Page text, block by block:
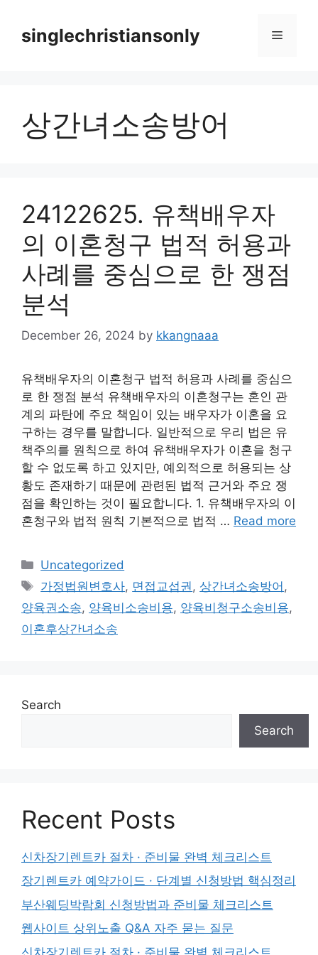
contentsinglechristiansonly Menu
상간녀소송방어
24122625. 유책배우자
의 이혼청구 법적 허용과
사례를 중심으로 한 쟁점
분석
December 26, 2024 by kkangnaaa
유책배우자의 이혼청구 법적 허용과 사례를 중심으
로 한 쟁점 분석 유책배우자의 이혼청구는 혼인 관
계의 파탄에 주요 책임이 있는 배우자가 이혼을 요
구하는 경우를 말합니다. 일반적으로 우리 법은 유
책주의를 원칙으로 하여 유책배우자가 이혼을 청구
할 수 없도록 하고 있지만, 예외적으로 허용되는 상
황도 존재하기 때문에 관련된 법적 근거와 주요 쟁
점을 확인하는 것이 필요합니다. 1. 유책배우자의 이
혼청구와 법적 원칙 기본적으로 법적 … Read more
Categories
Uncategorized
Tags
가정법원변호사, 면접교섭권 , 상간녀소송방어 ,
양육권소송, 양육비소송비용, 양육비청구소송비용,
이혼후상간녀소송
Search
Search
Recent Posts
신차장기렌트카 절차 · 준비물 완벽 체크리스트
장기렌트카 예약가이드 · 단계별 신청방법 핵심정리
부산웨딩박람회 신청방법과 준비물 체크리스트
웹사이트 상위노출 Q&A 자주 묻는 질문
신차장기렌트카 절차 · 준비물 완벽 체크리스트